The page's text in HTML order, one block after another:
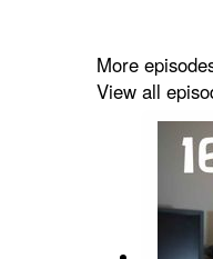
Hamid
platforms.
role was
Hamid also
More
View all